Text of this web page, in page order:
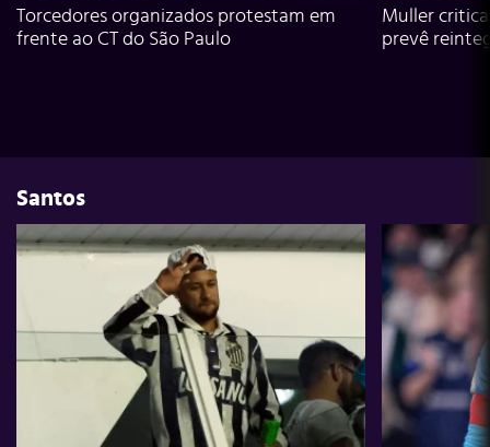
Torcedores organizados protestam em
frente ao CT do São Paulo
Muller
prevê
Santos